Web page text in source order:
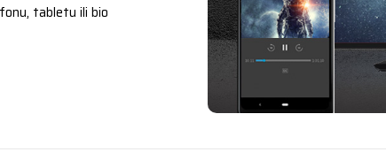
tabletu ili bio